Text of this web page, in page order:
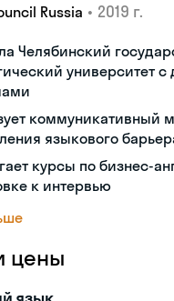
Russia • 2019 г.
Челябинский
университет с
коммуникативный
языкового
курсы по бизнес-
к интервью
цены